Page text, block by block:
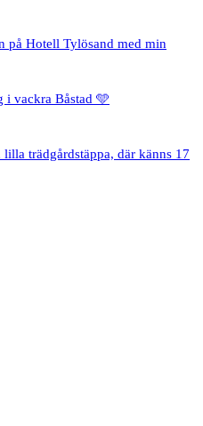
på Hotell Tylösand med min
i vackra Båstad 🩵
trädgårdstäppa, där känns 17